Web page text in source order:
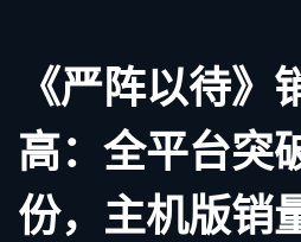
《严阵以待》
高：全平台突
份，主机版销